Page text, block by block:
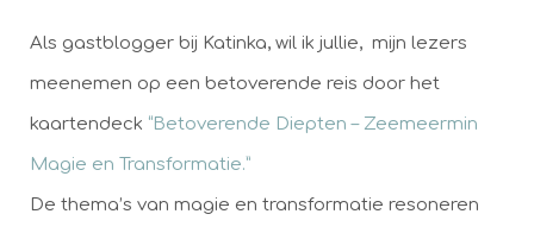
Als gastblogger bij Katinka, wil ik jullie, mijn lezers
meenemen op een betoverende reis door het
kaartendeck “Betoverende Diepten – Zeemeermin
Magie en Transformatie.”
De thema’s van magie en transformatie resoneren